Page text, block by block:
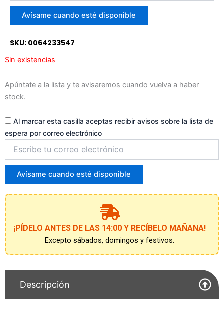
correo
para
unirte
la
lista
de
Avísame cuando esté disponible
SKU: 0064233547
Sin existencias
Apúntate a la lista y te avisaremos cuando vuelva a haber
stock.
Al marcar esta casilla aceptas recibir avisos sobre la lista de
espera por correo electrónico
correo
para
unirte
a
la
lista
de
espera
Avísame cuando esté disponible
¡PÍDELO ANTES DE LAS 14:00 Y RECÍBELO MAÑANA!
Excepto sábados, domingos y festivos.
Descripción